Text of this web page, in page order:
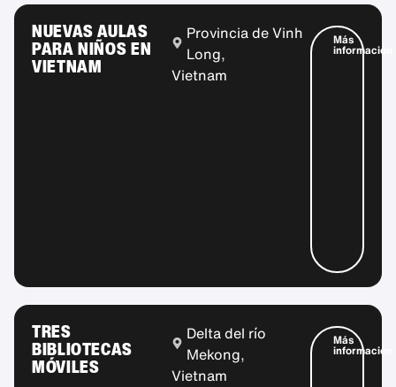
NUEVAS AULAS
PARA NIÑOS EN
VIETNAM
Provincia de Vinh
Long,
Vietnam
Más
información
TRES
BIBLIOTECAS
MÓVILES
Delta del río
Mekong,
Vietnam
Más
información